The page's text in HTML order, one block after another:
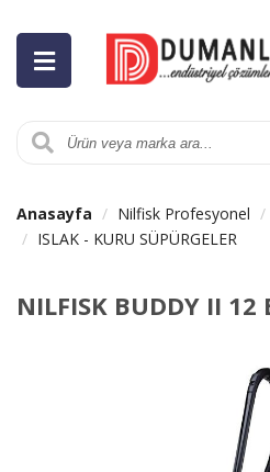
Anasayfa Nilfisk Profesyonel
ISLAK - KURU SÜPÜRGELER
NILFISK BUDDY II 12